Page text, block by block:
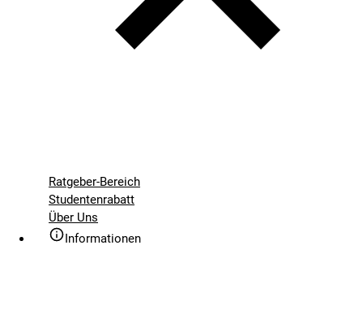
Ratgeber-Bereich
Studentenrabatt
Über Uns
Informationen